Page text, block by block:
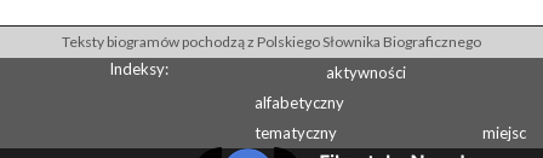
Teksty biogramów pochodzą z Polskiego Słownika Biograficznego
Indeksy:
aktywności
alfabetyczny
tematyczny
miejsc